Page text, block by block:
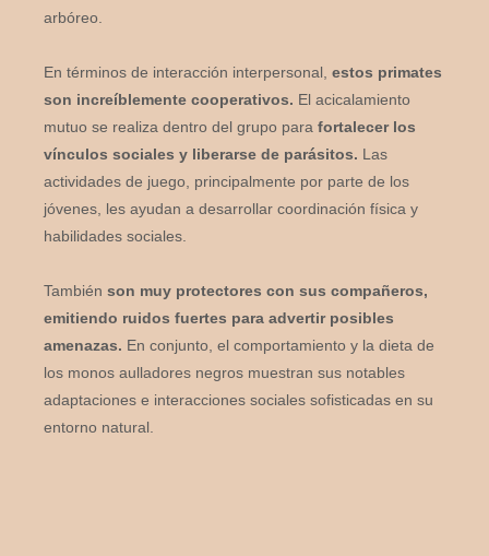
arbóreo.
En términos de interacción interpersonal, estos primates
son increíblemente cooperativos. El acicalamiento
mutuo se realiza dentro del grupo para fortalecer los
vínculos sociales y liberarse de parásitos. Las
actividades de juego, principalmente por parte de los
jóvenes, les ayudan a desarrollar coordinación física y
habilidades sociales.
También son muy protectores con sus compañeros,
emitiendo ruidos fuertes para advertir posibles
amenazas. En conjunto, el comportamiento y la dieta de
los monos aulladores negros muestran sus notables
adaptaciones e interacciones sociales sofisticadas en su
entorno natural.